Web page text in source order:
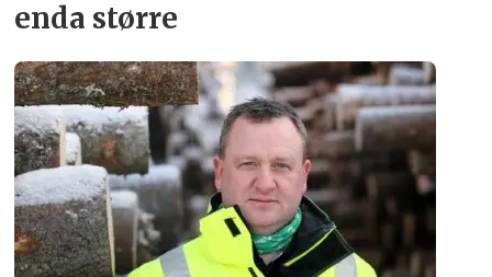
enda større